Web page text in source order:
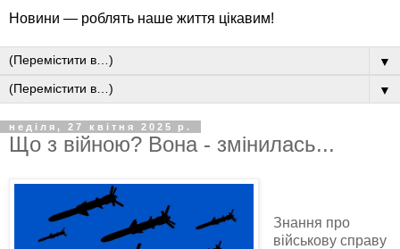
Новини — роблять наше життя цікавим!
▼
▼
неділя, 27 квітня 2025 р.
Що з війною? Вона - змінилась...
Знання про
військову справу